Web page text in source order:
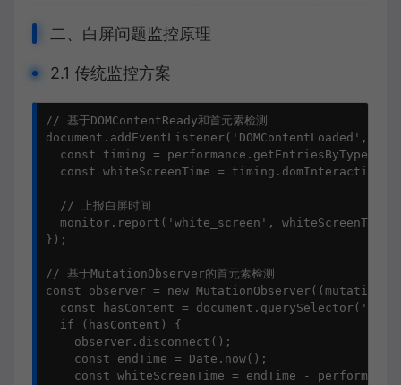
二、白屏问题监控原理
2.1 传统监控方案
// 基于DOMContentReady和首元素检测
document . addEventListener ( 'DOMContentLoaded' ,
const timing = performance. getEntriesByType
const whiteScreenTime = timing. domInteractive
// 上报白屏时间
  monitor.
report ( 'white_screen' ,
});
// 基于MutationObserver的首元素检测
const observer = new MutationObserver ( ( mutations
const hasContent = document . querySelector (
if (hasContent) {
    observer.
disconnect ();
const endTime = Date . now ();
const whiteScreenTime = endTime -